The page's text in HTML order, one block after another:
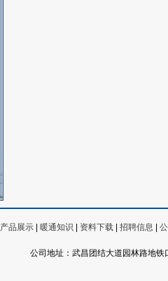
产品展示 暖通知识 资料下载 招聘信息
公司地址：武昌团结大道园林路地